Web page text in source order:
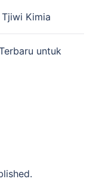
Kimia
untuk